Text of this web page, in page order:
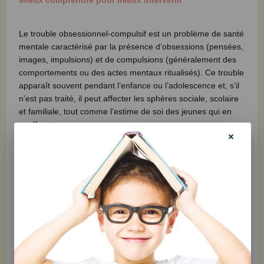
Le trouble obsessionnel-compulsif est un problème de santé
mentale caractérisé par la présence d’obsessions (pensées,
images, impulsions) et de compulsions (généralement des
comportements ou des actes mentaux ritualisés). Ce trouble
apparaît souvent pendant l’enfance ou l’adolescence et, s’il
n’est pas traité, il peut affecter les sphères sociale, scolaire
et familiale, tout comme l’estime de soi des jeunes qui en
souffrent.
Il peut être très difficile d’observer la détresse d’un jeune qui
est envahi par le TOC. Comment l’aider à s’apaiser ? Faut-il
imposer des limites au jeune qui procède à des rituels
compulsifs ? Est-il utile d’aménager l’environnement pour
limiter sa détresse ? Bref, comment intervenir de manière
sensible et efficace ? Voilà quelques-unes des questions qui
seront abordées dans cet ouvrage complet, qui permettra
de mieux comprendre les symptômes, les facteurs
déclencheurs, les facteurs de maintien et les traitements
disponibles.